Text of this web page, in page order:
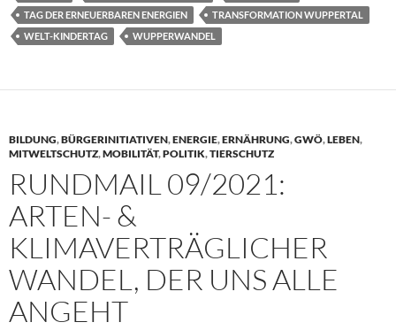
TAG DER ERNEUERBAREN ENERGIEN
TRANSFORMATION WUPPERTAL
WELT-KINDERTAG
WUPPERWANDEL
BILDUNG,BÜRGERINITIATIVEN,ENERGIE,ERNÄHRUNG,GWÖ,LEBEN,
MITWELTSCHUTZ,MOBILITÄT,POLITIK,TIERSCHUTZ
RUNDMAIL 09/2021:
ARTEN- &
KLIMAVERTRÄGLICHER
WANDEL, DER UNS ALLE
ANGEHT